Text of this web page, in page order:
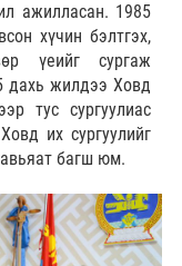
ажилласан. 1985
хүчин бэлтгэх,
үеийг сургаж
дахь жилдээ Ховд
тус сургуулиас
их сургуулийг
багш юм.